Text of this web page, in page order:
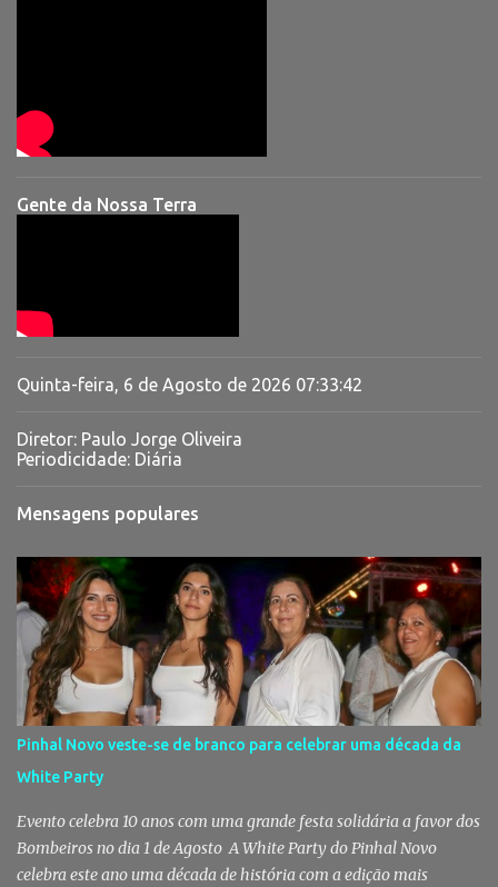
Gente da Nossa Terra
Quinta-feira, 6 de Agosto de 2026 07:33:43
Diretor: Paulo Jorge Oliveira
Periodicidade: Diária
Mensagens populares
Pinhal Novo veste-se de branco para celebrar uma década da
White Party
Evento celebra 10 anos com uma grande festa solidária a favor dos
Bombeiros no dia 1 de Agosto A White Party do Pinhal Novo
celebra este ano uma década de história com a edição mais